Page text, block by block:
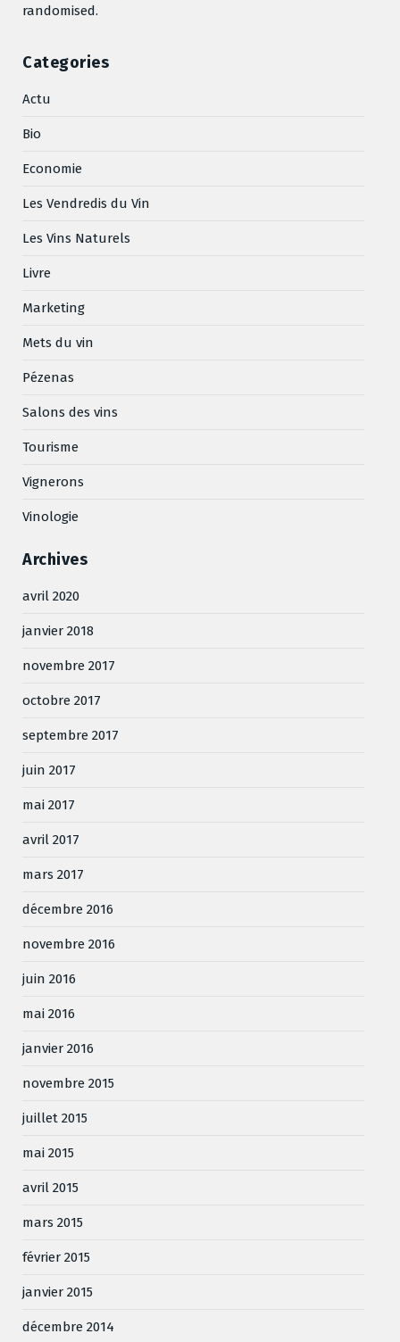
randomised.
Categories
Actu
Bio
Economie
Les Vendredis du Vin
Les Vins Naturels
Livre
Marketing
Mets du vin
Pézenas
Salons des vins
Tourisme
Vignerons
Vinologie
Archives
avril 2020
janvier 2018
novembre 2017
octobre 2017
septembre 2017
juin 2017
mai 2017
avril 2017
mars 2017
décembre 2016
novembre 2016
juin 2016
mai 2016
janvier 2016
novembre 2015
juillet 2015
mai 2015
avril 2015
mars 2015
février 2015
janvier 2015
décembre 2014